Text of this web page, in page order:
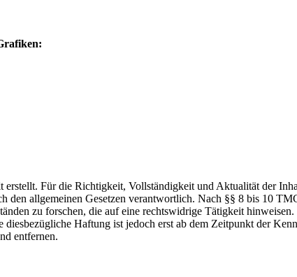
Für die Richtigkeit, Vollständigkeit und Aktualität der
den allgemeinen Gesetzen verantwortlich. Nach §§ 8 bis 10
zu forschen, die auf eine rechtswidrige Tätigkeit
Haftung ist jedoch erst ab dem Zeitpunkt der
entfernen.